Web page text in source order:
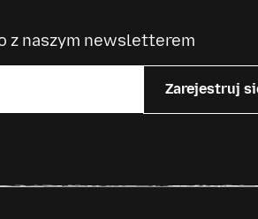
z naszym newsletterem
Zarejestruj